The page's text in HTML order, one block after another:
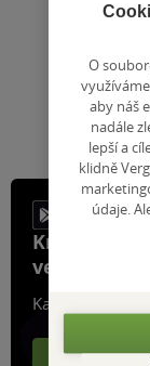
Knihy,
ve vaší
Každý měsíc
Více o aplikaci
O
aby náš
nadále
lepší a
klidně
údaje.